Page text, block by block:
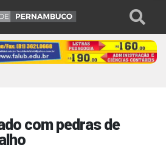
com pedras de